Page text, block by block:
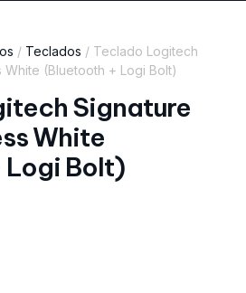
/ Teclados / Teclado Logitech
(Bluetooth + Logi Bolt)
Signature
White
Logi Bolt)